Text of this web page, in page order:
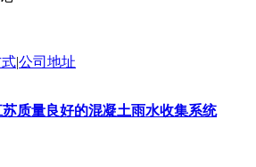
|公司地址
质量良好的混凝土雨水收集系统